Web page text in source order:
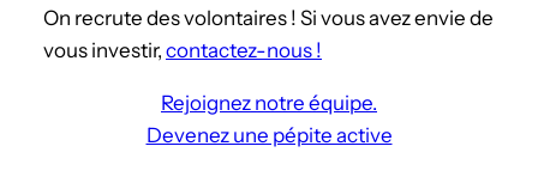
On recrute des volontaires ! Si vous avez envie de
vous investir, contactez-nous !
Rejoignez notre équipe.
Devenez une pépite active